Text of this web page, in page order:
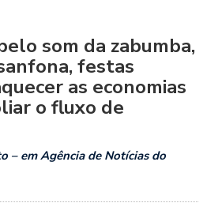
som da zabumba,
festas
as economias
o fluxo de
– em Agência de Notícias do